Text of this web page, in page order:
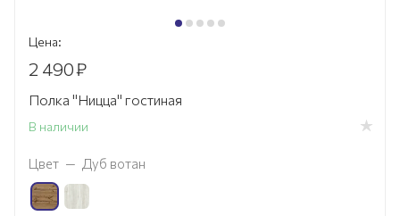
Цена:
2 490₽
Полка "Ницца" гостиная
В наличии
Цвет — Дуб вотан